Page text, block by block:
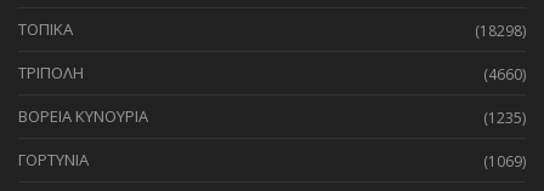
ΤΟΠΙΚΑ (18298)
ΤΡΙΠΟΛΗ (4660)
ΒΟΡΕΙΑ ΚΥΝΟΥΡΙΑ (1235)
ΓΟΡΤΥΝΙΑ (1069)